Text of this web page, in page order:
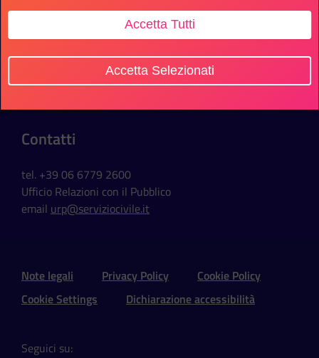
Sede Ufficio
Via della Ferratella in Laterano, 51
Contatti
tel. +39 06 6779 2600
Ufficio Relazioni con il Pubblico
email urp@serviziocivile.it
Sezione Link Utili e Social
Note legali Privacy Policy
Cookie Policy
Cookie Settings
Dichiarazione accessibilità
Seguici su:
Accetta Tutti
Accetta Selezionati